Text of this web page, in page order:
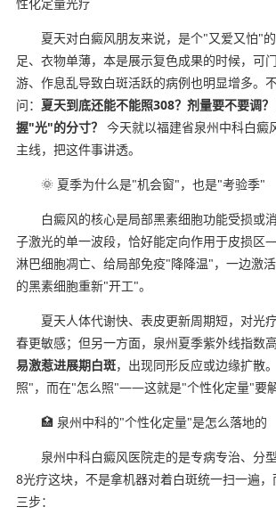
夏天对白癜风朋友来说，是个"又爱又怕"
足、衣物单薄，本是展示复色成果的时候，可
游、作息乱导致白斑活跃的病例也明显增多。
问： 夏天到底还能不能照308？剂量要不要调
握"光"的分寸？ 今天就以福建省泉州中科白癜
主线，把这件事讲透。
🌞 夏季为什么是"机会窗"，也是"考验季"
白癜风的核心是局部黑素细胞功能受损或
子激光的单一波段，恰好能定向作用于皮损
淋巴细胞凋亡、给局部免疫"降降温"，一边激
的黑素细胞重新"开工"。
夏天人体代谢快、表皮更新周期短，对光
春更敏感；但另一方面，泉州夏季紫外线指数高
易激惹进展期白斑，出现同形反应或边缘扩散
照"，而在"怎么照"——这就是"个性化定量"要解
🏥 泉州中科的"个性化定量"是怎么落地的
泉州中科白癜风医院走的是专病专治、分
8光疗这块，不是拿机器对着白斑统一扫一遍
三步：